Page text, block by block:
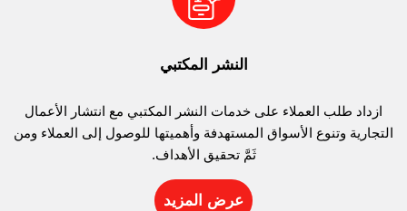
النشر المكتبي
ازداد طلب العملاء على خدمات النشر المكتبي مع انتشار الأعمال
التجارية وتنوع الأسواق المستهدفة وأهميتها للوصول إلى العملاء ومن
ثَمَّ تحقيق الأهداف.
عرض المزيد